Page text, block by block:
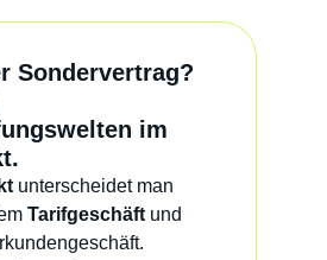
Sondervertrag?
im
unterscheidet man
Tarifgeschäft und